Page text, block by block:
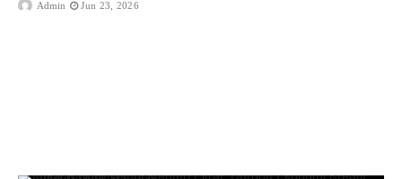
Admin Jun 23, 2026